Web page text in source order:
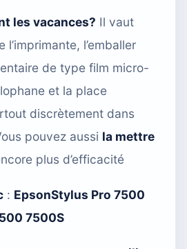
les vacances? Il vaut
l’imprimante, l’emballer
de type film micro-
et la place
discrètement dans
pouvez aussi la mettre
plus d’efficacité
: EpsonStylus Pro 7500
7500S